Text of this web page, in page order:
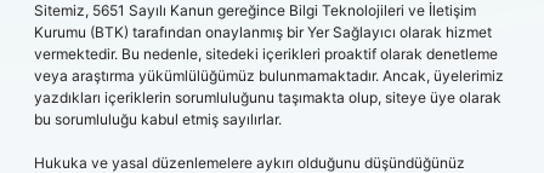
Sitemiz, 5651 Sayılı Kanun gereğince Bilgi Teknolojileri ve İletişim
Kurumu (BTK) tarafından onaylanmış bir Yer Sağlayıcı olarak hizmet
vermektedir. Bu nedenle, sitedeki içerikleri proaktif olarak denetleme
veya araştırma yükümlülüğümüz bulunmamaktadır. Ancak, üyelerimiz
yazdıkları içeriklerin sorumluluğunu taşımakta olup, siteye üye olarak
bu sorumluluğu kabul etmiş sayılırlar.
Hukuka ve yasal düzenlemelere aykırı olduğunu düşündüğünüz